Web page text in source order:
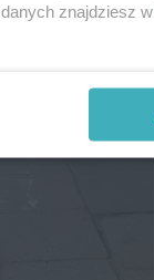
znajdziesz w